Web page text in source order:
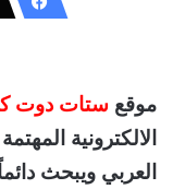
موقع ستات دوت
الالكترونية
العربي ويبحث